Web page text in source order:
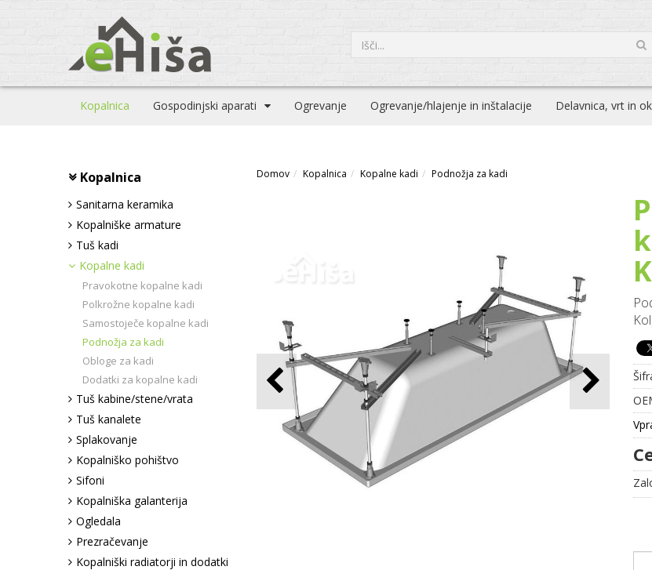
Kopalnica Gospodinjski aparati Ogrevanje Ogrevanje/hlajenje in inštalacije Delavnica, vrt in
Kopalnica
Sanitarna keramika
Kopalniške armature
Tuš kadi
Kopalne kadi
Pravokotne kopalne kadi
Polkrožne kopalne kadi
Samostoječe kopalne kadi
Podnožja za kadi
Obloge za kadi
Dodatki za kopalne kadi
Tuš kabine/stene/vrata
Tuš kanalete
Splakovanje
Kopalniško pohištvo
Sifoni
Kopalniška galanterija
Ogledala
Prezračevanje
Kopalniški radiatorji in dodatki
Domov Kopalnica Kopalne kadi Podnožja za kadi